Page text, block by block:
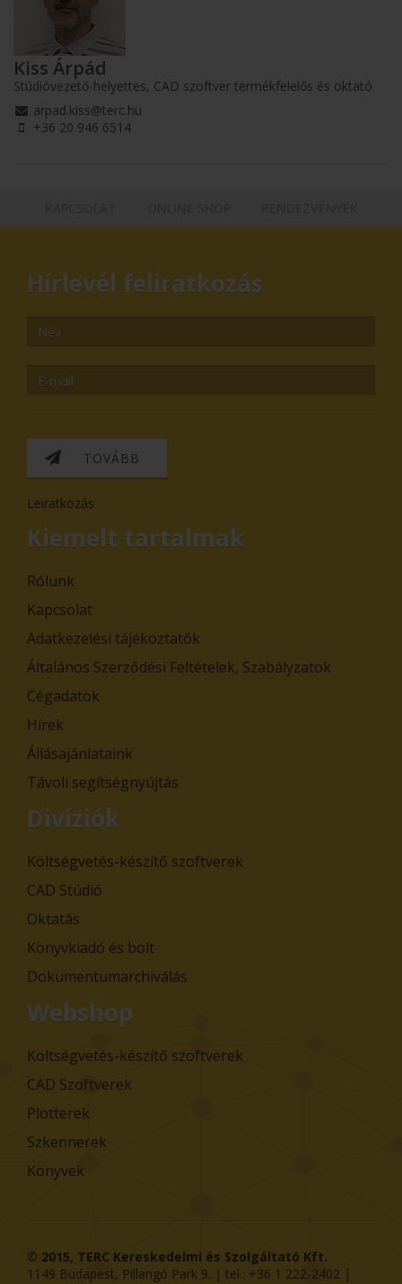
Kiss Árpád
Stúdióvezető-helyettes, CAD szoftver termékfelelős és oktató
arpad.kiss@terc.hu
+36 20 946 6514
Hírlevél feliratkozás
TOVÁBB
Leiratkozás
Kiemelt tartalmak
Rólunk
Kapcsolat
Adatkezelési tájékoztatók
Általános Szerződési Feltételek, Szabályzatok
Cégadatok
Hírek
Állásajánlataink
Távoli segítségnyújtás
Divíziók
Költségvetés-készítő szoftverek
CAD Stúdió
Oktatás
Könyvkiadó és bolt
Dokumentumarchiválás
Webshop
Költségvetés-készítő szoftverek
CAD Szoftverek
Plotterek
Szkennerek
Könyvek
© 2015, TERC Kereskedelmi és Szolgáltató Kft.
1149 Budapest, Pillangó Park 9. | tel.: +36 1 222-2402 |